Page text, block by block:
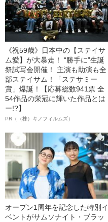
《祝59歳》日本中の【ステイサ
ム愛】が大暴走！ “勝手に”生誕
祭試写会開催！ 主演も助演も全
部ステイサム！「ステサミー
賞」爆誕！【応募総数941票 全
54作品の栄冠に輝いた作品とは
ー!?】
PR（（株）キノフィルムズ）
オープン1周年を記念した特別イ
ベントがサムソナイト・ブラッ